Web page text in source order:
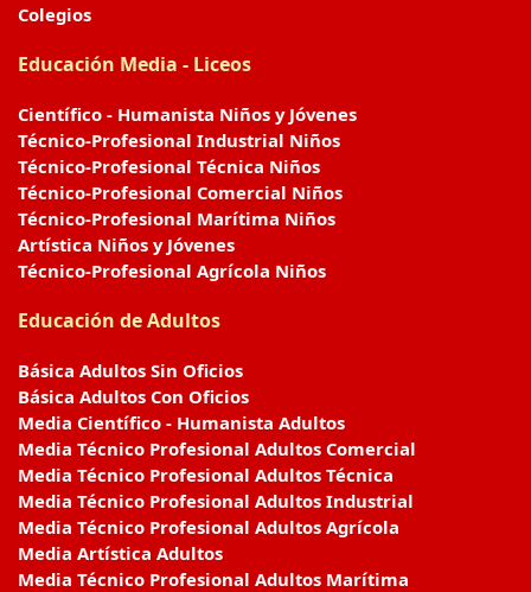
Colegios
Educación Media - Liceos
Científico - Humanista Niños y Jóvenes
Técnico-Profesional Industrial Niños
Técnico-Profesional Técnica Niños
Técnico-Profesional Comercial Niños
Técnico-Profesional Marítima Niños
Artística Niños y Jóvenes
Técnico-Profesional Agrícola Niños
Educación de Adultos
Básica Adultos Sin Oficios
Básica Adultos Con Oficios
Media Científico - Humanista Adultos
Media Técnico Profesional Adultos Comercial
Media Técnico Profesional Adultos Técnica
Media Técnico Profesional Adultos Industrial
Media Técnico Profesional Adultos Agrícola
Media Artística Adultos
Media Técnico Profesional Adultos Marítima